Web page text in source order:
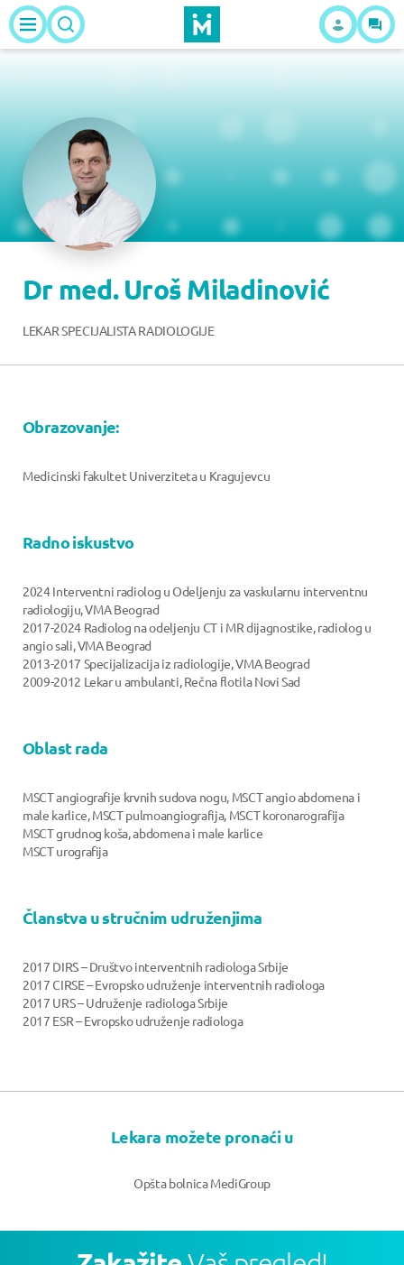
Dr med. Uroš Miladinović
LEKAR SPECIJALISTA RADIOLOGIJE
Obrazovanje:
Medicinski fakultet Univerziteta u Kragujevcu
Radno iskustvo
2024 Interventni radiolog u Odeljenju za vaskularnu interventnu
radiologiju, VMA Beograd
2017-2024 Radiolog na odeljenju CT i MR dijagnostike, radiolog u
angio sali, VMA Beograd
2013-2017 Specijalizacija iz radiologije, VMA Beograd
2009-2012 Lekar u ambulanti, Rečna flotila Novi Sad
Oblast rada
MSCT angiografije krvnih sudova nogu, MSCT angio abdomena i
male karlice, MSCT pulmoangiografija, MSCT koronarografija
MSCT grudnog koša, abdomena i male karlice
MSCT urografija
Članstva u stručnim udruženjima
2017 DIRS – Društvo interventnih radiologa Srbije
2017 CIRSE – Evropsko udruženje interventnih radiologa
2017 URS – Udruženje radiologa Srbije
2017 ESR – Evropsko udruženje radiologa
Lekara možete pronaći u
Opšta bolnica MediGroup